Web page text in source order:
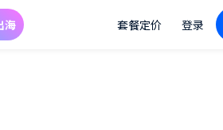
海 套餐定价 登录